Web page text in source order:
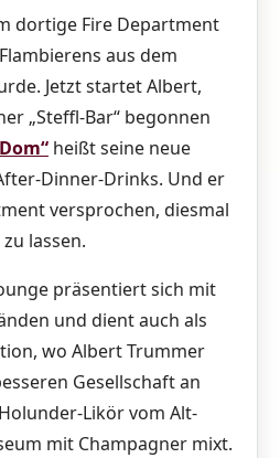
dortige Fire Department
aus dem
Jetzt startet Albert,
„Steffl-Bar“ begonnen
heißt seine neue
Dinner-Drinks. Und er
versprochen, diesmal
lassen.
präsentiert sich mit
und dient auch als
wo Albert Trummer
Gesellschaft an
Likör vom Alt-
mit Champagner mixt.